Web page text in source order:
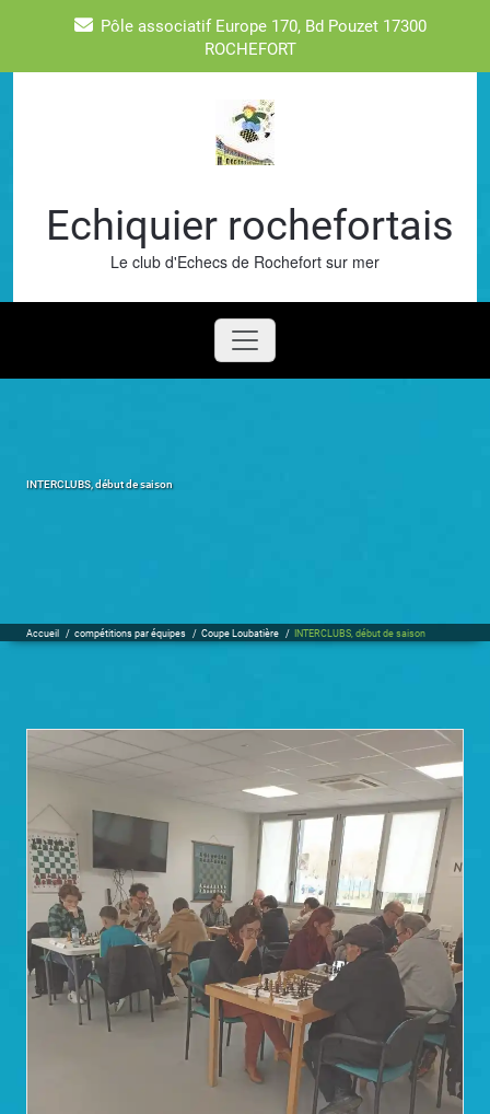
Pôle associatif Europe 170, Bd Pouzet 17300
ROCHEFORT
Echiquier rochefortais
Le club d'Echecs de Rochefort sur mer
INTERCLUBS, début de saison
Accueil / compétitions par équipes / Coupe Loubatière / INTERCLUBS, début de saison